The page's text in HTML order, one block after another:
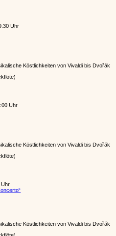
Uhr
Köstlichkeiten von Vivaldi bis Dvořák
Uhr
Köstlichkeiten von Vivaldi bis Dvořák
Uhr
Köstlichkeiten von Vivaldi bis Dvořák